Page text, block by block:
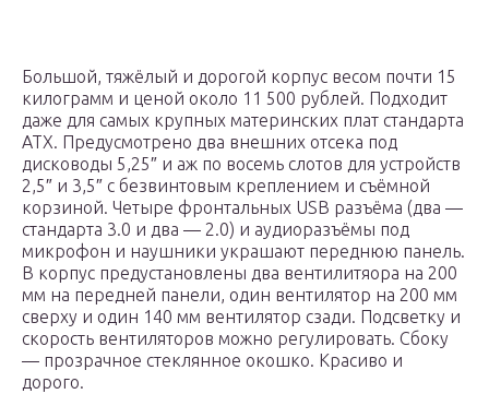
Большой, тяжёлый и дорогой корпус весом почти 15
килограмм и ценой около 11 500 рублей. Подходит
даже для самых крупных материнских плат стандарта
ATX. Предусмотрено два внешних отсека под
дисководы 5,25″ и аж по восемь слотов для устройств
2,5″ и 3,5″ с безвинтовым креплением и съёмной
корзиной. Четыре фронтальных USB разъёма (два —
стандарта 3.0 и два — 2.0) и аудиоразъёмы под
микрофон и наушники украшают переднюю панель.
В корпус предустановлены два вентилитяора на 200
мм на передней панели, один вентилятор на 200 мм
сверху и один 140 мм вентилятор сзади. Подсветку и
скорость вентиляторов можно регулировать. Сбоку
— прозрачное стеклянное окошко. Красиво и
дорого.